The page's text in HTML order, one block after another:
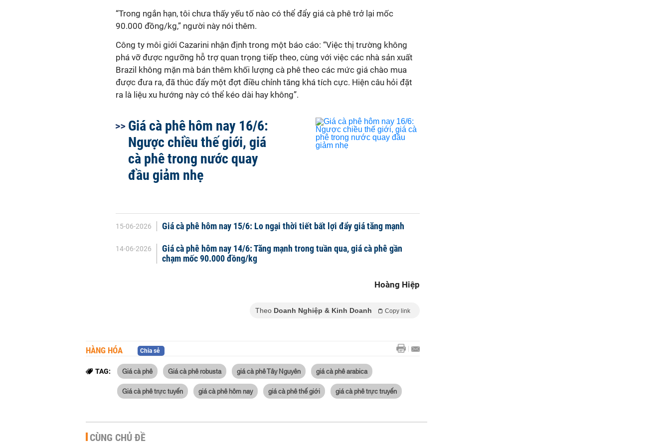
“Trong ngắn hạn, tôi chưa thấy yếu tố nào có thể đẩy giá cà phê trở lại mốc
90.000 đồng/kg,” người này nói thêm.
Công ty môi giới Cazarini nhận định trong một báo cáo: “Việc thị trường không
phá vỡ được ngưỡng hỗ trợ quan trọng tiếp theo, cùng với việc các nhà sản xuất
Brazil không mặn mà bán thêm khối lượng cà phê theo các mức giá chào mua
được đưa ra, đã thúc đẩy một đợt điều chỉnh tăng khá tích cực. Hiện câu hỏi đặt
ra là liệu xu hướng này có thể kéo dài hay không”.
Giá cà phê hôm nay 16/6:
Ngược chiều thế giới, giá
cà phê trong nước quay
đầu giảm nhẹ
15-06-2026 Giá cà phê hôm nay 15/6: Lo ngại thời tiết bất lợi đẩy giá tăng mạnh
14-06-2026
Giá cà phê hôm nay 14/6: Tăng mạnh trong tuần qua, giá cà phê gần
chạm mốc 90.000 đồng/kg
Hoàng Hiệp
Theo Doanh Nghiệp & Kinh Doanh Copy link
HÀNG HÓA Chia sẻ
TAG: Giá cà phê Giá cà phê robusta giá cà phê Tây Nguyên giá cà phê arabica
Giá cà phê trực tuyến giá cà phê hôm nay giá cà phê thế giới giá cà phê trực truyến
CÙNG CHỦ ĐỀ